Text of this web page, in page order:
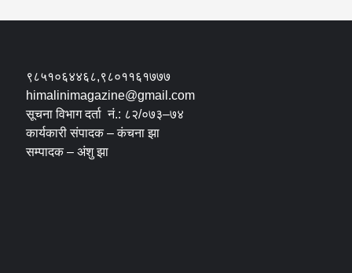
९८५१०६४४६८,९८०११६१७७७
himalinimagazine@gmail.com
सूचना विभाग दर्ता नं.: ८२/०७३–७४
कार्यकारी संपादक – कंचना झा
सम्पादक – अंशु झा